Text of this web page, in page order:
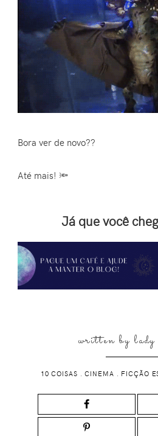
Bora ver de novo??
Até mais! 🔦
Já que você
written by
10 COISAS .CINEMA FICÇÃO